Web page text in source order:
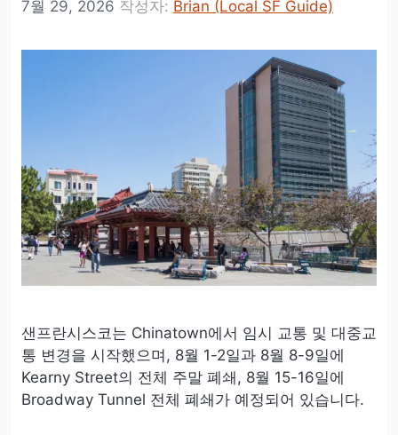
7월 29, 2026 작성자: Brian (Local SF Guide)
샌프란시스코는 Chinatown에서 임시 교통 및 대중교
통 변경을 시작했으며, 8월 1-2일과 8월 8-9일에
Kearny Street의 전체 주말 폐쇄, 8월 15-16일에
Broadway Tunnel 전체 폐쇄가 예정되어 있습니다.